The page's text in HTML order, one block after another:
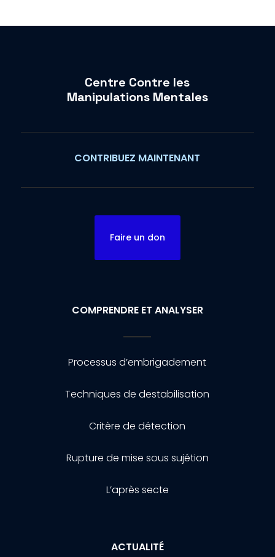
Centre Contre les
Manipulations Mentales
CONTRIBUEZ MAINTENANT
Faire un don
COMPRENDRE ET ANALYSER
Processus d’embrigadement
Techniques de destabilisation
Critère de détection
Rupture de mise sous sujétion
L’après secte
ACTUALITÉ